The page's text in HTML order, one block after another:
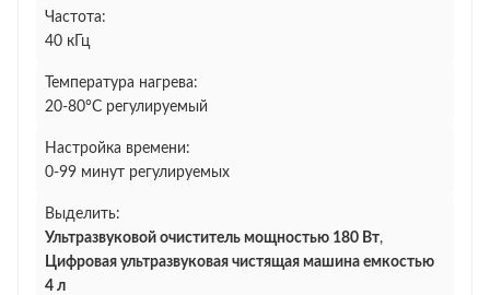
Частота:
40 кГц
Температура нагрева:
20-80°C регулируемый
Настройка времени:
0-99 минут регулируемых
Выделить:
Ультразвуковой очиститель мощностью 180 Вт,
Цифровая ультразвуковая чистящая машина емкостью
4 л